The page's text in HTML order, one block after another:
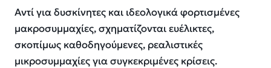
Αντί για δυσκίνητες και ιδεολογικά φορτισμένες
μακροσυμμαχίες, σχηματίζονται ευέλικτες,
σκοπίμως καθοδηγούμενες, ρεαλιστικές
μικροσυμμαχίες για συγκεκριμένες κρίσεις.